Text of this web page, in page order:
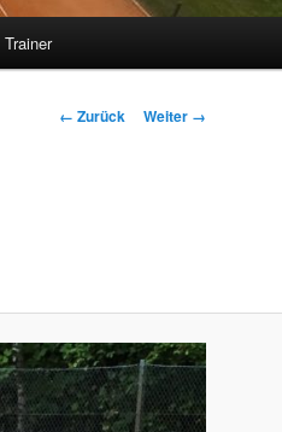
Trainer
Bilder-
← Zurück Weiter →